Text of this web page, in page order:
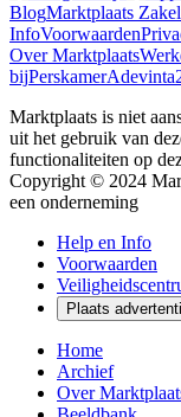
BlogMarktplaats
InfoVoorwaarden
Over Marktplaats
bijPerskamerAdevinta
Marktplaats is niet
uit het gebruik van
functionaliteiten op
Copyright © 2024
een onderneming
Help en Info
Voorwaarden
Plaats
Home
Archief
Over